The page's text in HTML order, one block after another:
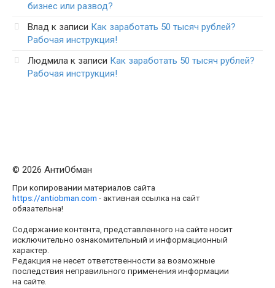
бизнес или развод?
Влад к записи Как заработать 50 тысяч рублей?
Рабочая инструкция!
Людмила к записи Как заработать 50 тысяч рублей?
Рабочая инструкция!
© 2026 АнтиОбман
При копировании материалов сайта
https://antiobman.com - активная ссылка на сайт
обязательна!
Содержание контента, представленного на сайте носит
исключительно ознакомительный и информационный
характер.
Редакция не несет ответственности за возможные
последствия неправильного применения информации
на сайте.